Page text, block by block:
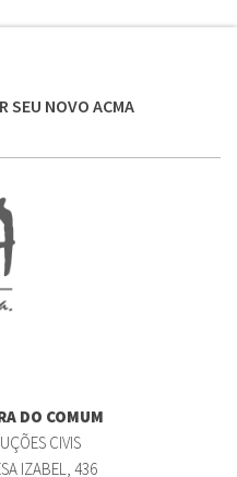
SEU NOVO ACMA
DO COMUM
CIVIS
IZABEL, 436